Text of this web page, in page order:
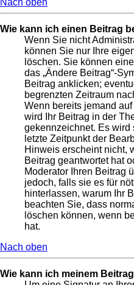
Wie kann ich einen Beitrag
Wenn Sie nicht
können Sie nur Ihre
löschen. Sie können
das „Ändere Beitrag“-
Beitrag anklicken;
begrenzten Zeitraum
Wenn bereits jemand
wird Ihr Beitrag in der
gekennzeichnet. Es
letzte Zeitpunkt der
Hinweis erscheint nicht,
Beitrag geantwortet hat
Moderator Ihren Beitrag
jedoch, falls sie es für
hinterlassen, warum Ihr
beachten Sie, dass
löschen können, wenn
hat.
Nach oben
Wie kann ich meinem